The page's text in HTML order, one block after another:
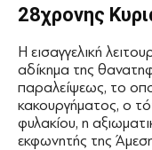
28χρονης
Η εισαγγελική
αδίκημα της
παραλείψεως, το
κακουργήματος, ο
φυλακίου, η
εκφωνητής της